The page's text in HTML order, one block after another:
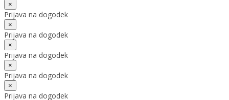
×
Prijava na dogodek
×
Prijava na dogodek
×
Prijava na dogodek
×
Prijava na dogodek
×
Prijava na dogodek